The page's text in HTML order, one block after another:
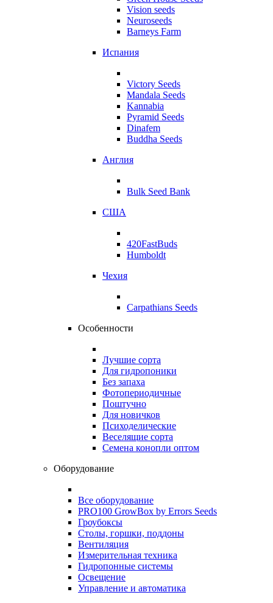
Vision seeds
Neuroseeds
Barneys Farm
Испания
Victory Seeds
Mandala Seeds
Kannabia
Pyramid Seeds
Dinafem
Buddha Seeds
Англия
Bulk Seed Bank
США
420FastBuds
Humboldt
Чехия
Carpathians Seeds
Особенности
Лучшие сорта
Для гидропоники
Без запаха
Фотопериодичные
Поштучно
Для новичков
Психоделические
Веселящие сорта
Семена конопли оптом
Оборудование
Все оборудование
PRO100 GrowBox by Errors Seeds
Гроубоксы
Столы, горшки, поддоны
Вентиляция
Измерительная техника
Гидропонные системы
Освещение
Управление и автоматика